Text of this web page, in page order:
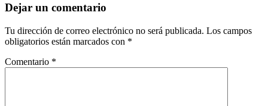
Dejar un comentario
Tu dirección de correo electrónico no será publicada. Los campos
obligatorios están marcados con *
Comentario *